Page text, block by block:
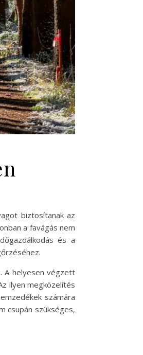
biztosítanak az
a favágás nem
és a
A helyesen végzett
ilyen megközelítés
számára
csupán szükséges,